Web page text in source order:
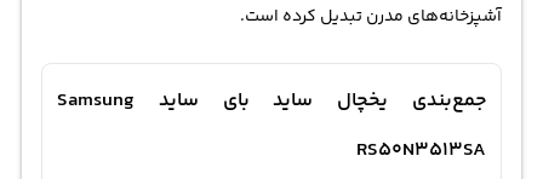
آشپزخانه‌های مدرن تبدیل کرده است.
جمع‌بندی یخچال ساید بای ساید Samsung
RS50N3513SA